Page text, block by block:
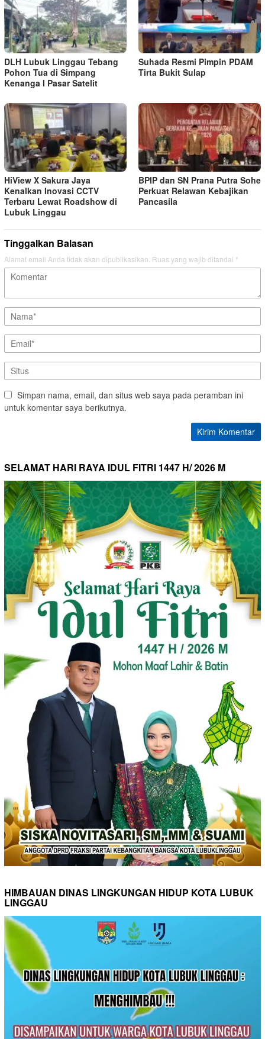
DLH Lubuk Linggau Tebang
Pohon Tua di Simpang
Kenanga I Pasar Satelit
Suhada Resmi Pimpin PDAM
Tirta Bukit Sulap
HiView X Sakura Jaya
Kenalkan Inovasi CCTV
Terbaru Lewat Roadshow di
Lubuk Linggau
BPIP dan SN Prana Putra Sohe
Perkuat Relawan Kebajikan
Pancasila
Tinggalkan Balasan
Alamat email Anda tidak akan dipublikasikan. Ruas yang wajib ditandai *
Simpan nama, email, dan situs web saya pada peramban ini
untuk komentar saya berikutnya.
SELAMAT HARI RAYA IDUL FITRI 1447 H/ 2026 M
HIMBAUAN DINAS LINGKUNGAN HIDUP KOTA LUBUK
LINGGAU